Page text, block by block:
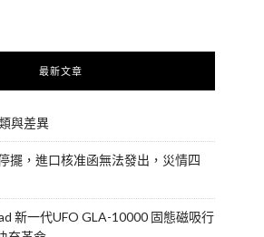
最新文章
與差異
擺，進口核准函無法發出，災情四
新一代UFO GLA-10000 固態磁吸行